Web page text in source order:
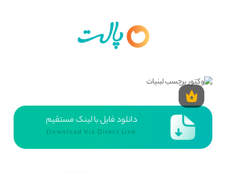
دانلود فایل با لینک مستقیم
Download Via Direct Link